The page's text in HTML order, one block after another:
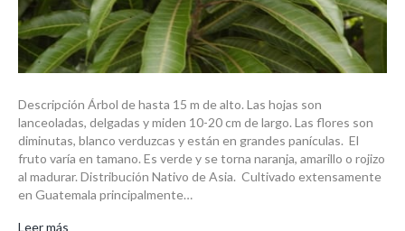
Descripción Árbol de hasta 15 m de alto. Las hojas son
lanceoladas, delgadas y miden 10-20 cm de largo. Las flores son
diminutas, blanco verduzcas y están en grandes panículas. El
fruto varía en tamano. Es verde y se torna naranja, amarillo o rojizo
al madurar. Distribución Nativo de Asia. Cultivado extensamente
en Guatemala principalmente…
Leer más